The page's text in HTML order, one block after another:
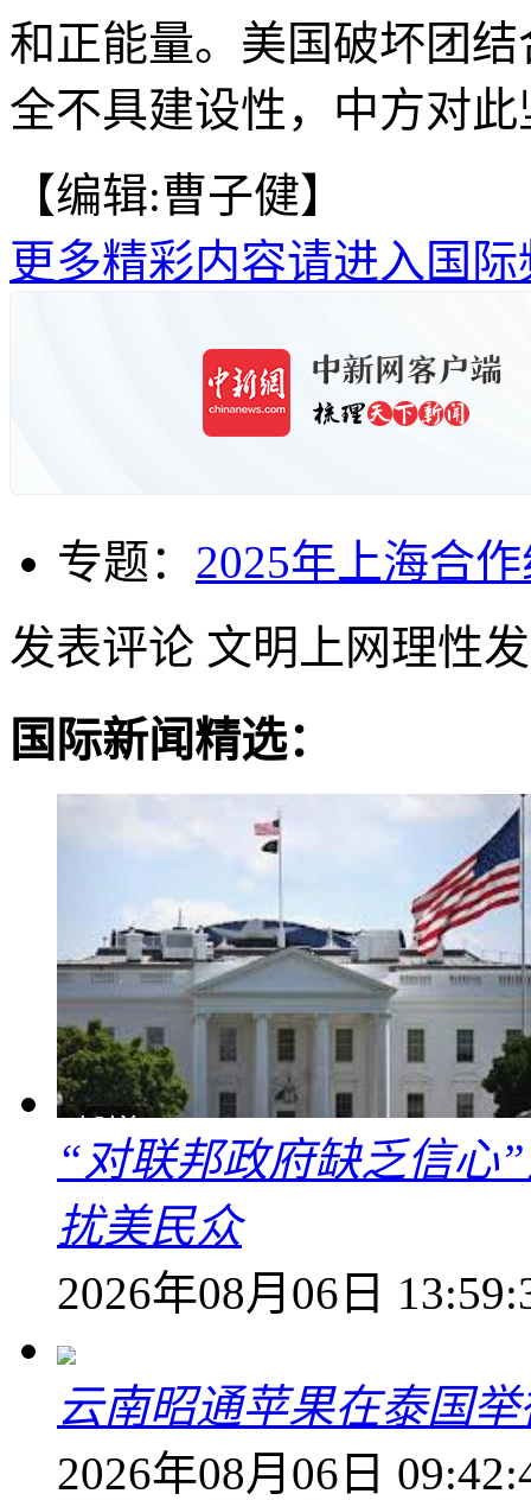
和正能量。美国破坏团
全不具建设性，中方对
【编辑:曹子健】
更多精彩内容请进入国际
专题： 2025年上海合
发表评论 文明上网理性
国际新闻精选：
“对联邦政府缺乏信心
扰美民众
2026年08月06日
云南昭通苹果在泰国
2026年08月06日